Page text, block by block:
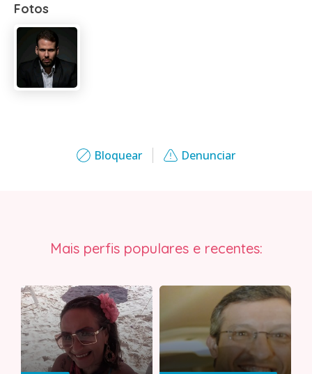
Bloquear Denunciar
Fotos
Mais perfis populares e recentes: